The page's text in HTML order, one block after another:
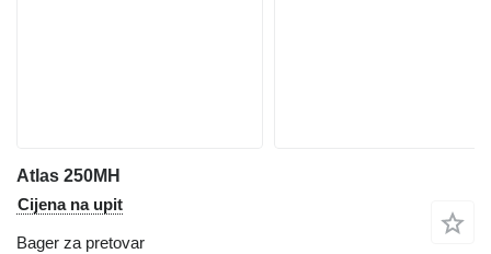
Atlas 250MH
Cijena na upit
Bager za pretovar